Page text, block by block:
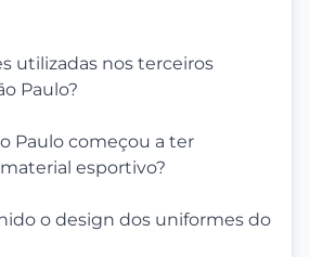
utilizadas nos terceiros
Paulo?
Paulo começou a ter
esportivo?
o design dos uniformes do